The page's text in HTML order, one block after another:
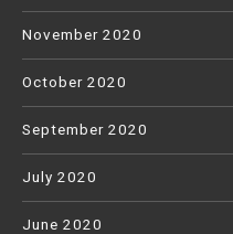
November 2020
October 2020
September 2020
July 2020
June 2020